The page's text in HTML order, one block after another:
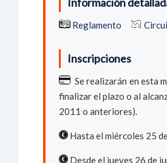
Reglamento
Inscripciones
Se realizarán en esta
finalizar el plazo o al
2011 o anteriores).
Hasta el miércoles 25
Desde el jueves 26 de